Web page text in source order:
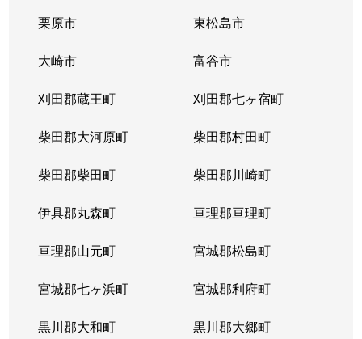
栗原市 東松島市
大崎市 富谷市
刈田郡蔵王町 刈田郡七ヶ宿町
柴田郡大河原町 柴田郡村田町
柴田郡柴田町 柴田郡川崎町
伊具郡丸森町 亘理郡亘理町
亘理郡山元町 宮城郡松島町
宮城郡七ヶ浜町 宮城郡利府町
黒川郡大和町 黒川郡大郷町